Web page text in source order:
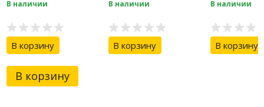
В наличии
В корзину
В наличии
В корзину
В наличии
В корзину
В корзину